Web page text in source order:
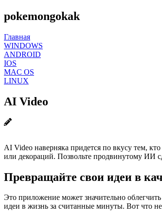
pokemongokak
Главная
WINDOWS
ANDROID
IOS
MAC OS
LINUX
AI Video
AI Video наверняка придется по вкусу тем,
или декораций. Позвольте продвинутому ИИ
Превращайте свои идеи в
Это приложение может значительно
идеи в жизнь за считанные минуты. Вот что